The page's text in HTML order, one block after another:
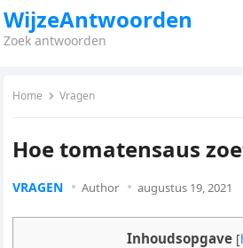
WijzeAntwoorden
Zoek antwoorden
Home Vragen
Hoe tomatensaus
VRAGEN Author augustus 19, 2021
Inhoudsopgave [